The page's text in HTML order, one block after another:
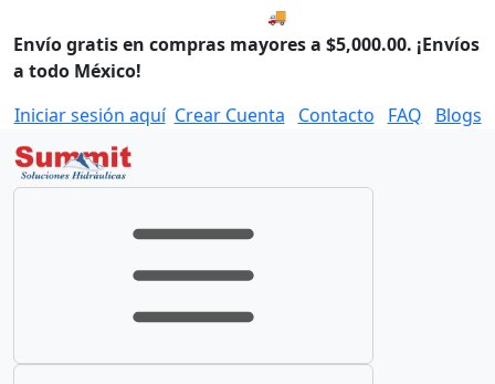
🚚 Envío el Lunes, 10 de
Envío gratis en compras mayores a $5,000.00. ¡Envíos
a todo México!
Iniciar sesión aquí Crear Cuenta Contacto FAQ Blogs